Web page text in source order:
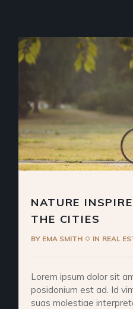
NATURE
THE CITIES
BY EMA SMITH IN REAL
Lorem ipsum dolor sit
posidonium est ad. Id
suas molestiae